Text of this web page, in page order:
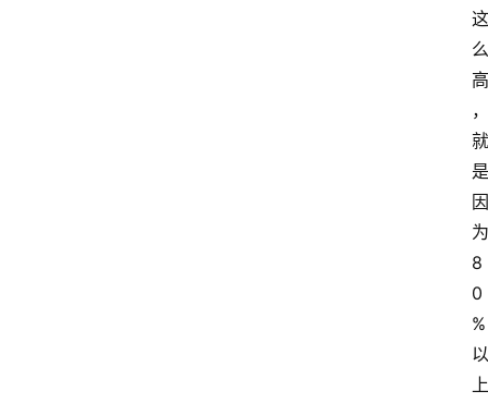
这
么
高
，
就
是
因
为
8
0
%
以
上